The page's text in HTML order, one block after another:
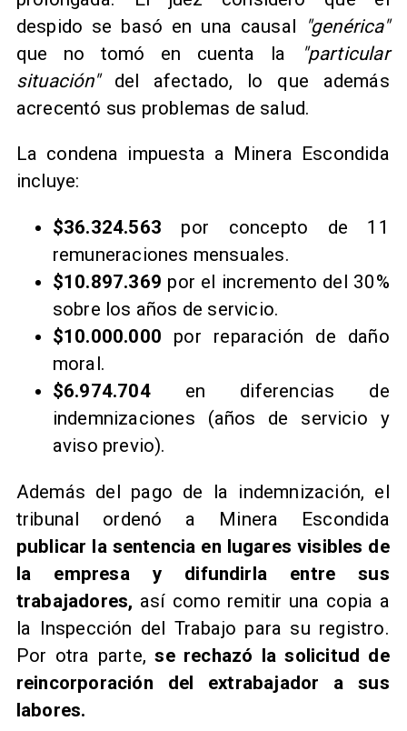
despido se basó en una causal
"genérica"
que no tomó en cuenta la
"particular
situación"del afectado, lo que además
acrecentó sus problemas de salud.
La condena impuesta a Minera Escondida
incluye:
$36.324.563 por concepto de 11
remuneraciones mensuales.
$10.897.369 por el incremento del 30%
sobre los años de servicio.
$10.000.000 por reparación de daño
moral.
$6.974.704en diferencias de
indemnizaciones (años de servicio y
aviso previo).
Además del pago de la indemnización, el
tribunal ordenó a Minera Escondida
publicar la sentencia en lugares visibles de
la empresa y difundirla entre sus
trabajadores, así como remitir una copia a
la Inspección del Trabajo para su registro.
Por otra parte,se rechazó la solicitud de
reincorporación del extrabajador a sus
labores.